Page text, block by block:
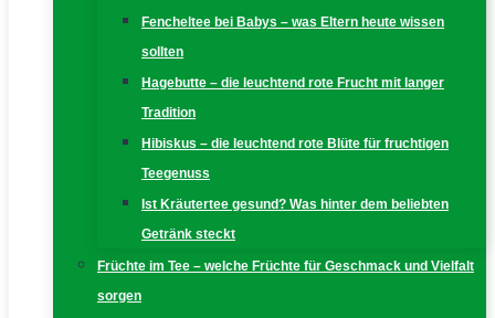
Fencheltee bei Babys – was Eltern heute wissen
sollten
Hagebutte – die leuchtend rote Frucht mit langer
Tradition
Hibiskus – die leuchtend rote Blüte für fruchtigen
Teegenuss
Ist Kräutertee gesund? Was hinter dem beliebten
Getränk steckt
Früchte im Tee – welche Früchte für Geschmack und Vielfalt
sorgen